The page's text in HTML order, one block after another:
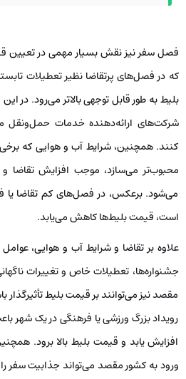
فصل سفر نیز نقش بسیار مهمی در تعیین
که در فصل‌های پرتقاضا نظیر تعطیلات
بلیط به طور قابل توجهی بالاتر می‌رود. در
شرکت‌های ارائه‌دهنده خدمات حمل‌ونقل
کنند. همچنین، شرایط آب و هوایی که برخی
محبوب‌تر می‌سازد، موجب افزایش تقاضا
می‌شود. برعکس، در فصل‌های کم تقاضا یا
است، قیمت بلیط‌ها کاهش می‌یابد.
علاوه بر تقاضا و شرایط آب و هوایی،
جشنواره‌ها، تعطیلات خاص و تغییرات
مقصد نیز می‌توانند بر قیمت بلیط تأثیرگذار
رویداد بزرگ ورزشی یا فرهنگی در یک شهر
افزایش یابد و قیمت بلیط بالا برود.
ورود به کشور مقصد می‌تواند جذابیت سفر